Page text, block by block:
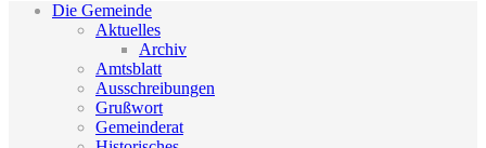
Die Gemeinde
Aktuelles
Archiv
Amtsblatt
Ausschreibungen
Grußwort
Gemeinderat